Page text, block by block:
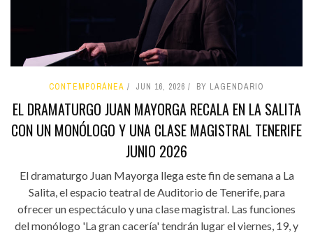
CONTEMPORÁNEA JUN 16, 2026 BY LAGENDARIO
EL DRAMATURGO JUAN MAYORGA RECALA EN LA SALITA
CON UN MONÓLOGO Y UNA CLASE MAGISTRAL TENERIFE
JUNIO 2026
El dramaturgo Juan Mayorga llega este fin de semana a La
Salita, el espacio teatral de Auditorio de Tenerife, para
ofrecer un espectáculo y una clase magistral. Las funciones
del monólogo 'La gran cacería' tendrán lugar el viernes, 19, y